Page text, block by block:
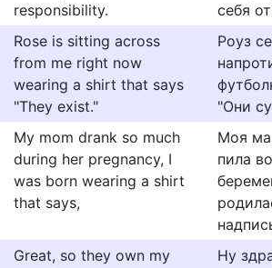
responsibility.
себя
Rose is sitting across
from me right now
wearing a shirt that says
"They exist."
Роуз
"Они
My mom drank so much
during her pregnancy, I
was born wearing a shirt
that says,
Моя
пила
Great, so they own my
Ну